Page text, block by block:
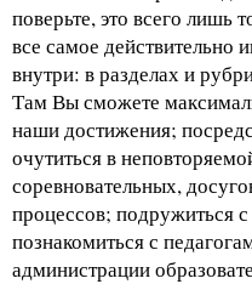
поверьте, это всего лишь
все самое действительно
внутри: в разделах и
Там Вы сможете
наши достижения;
очутиться в
соревновательных,
процессов; подружиться
познакомиться с
администрации